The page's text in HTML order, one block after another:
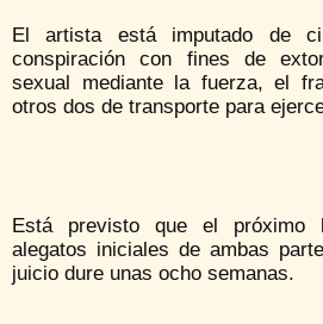
El artista está imputado de
conspiración con fines de
sexual mediante la fuerza, el
otros dos de transporte para
Está previsto que el próximo
alegatos iniciales de ambas
juicio dure unas ocho semanas.